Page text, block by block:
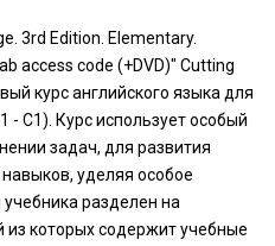
3rd Edition. Elementary.
access code (+DVD)" Cutting
курс английского языка для
- C1). Курс использует особый
задач, для развития
уделяя особое
разделен на
которых содержит учебные